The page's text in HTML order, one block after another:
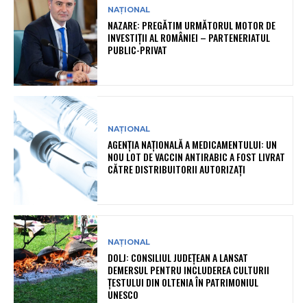
NAȚIONAL
NAZARE: PREGĂTIM URMĂTORUL MOTOR DE
INVESTIȚII AL ROMÂNIEI – PARTENERIATUL
PUBLIC-PRIVAT
NAȚIONAL
AGENȚIA NAȚIONALĂ A MEDICAMENTULUI: UN
NOU LOT DE VACCIN ANTIRABIC A FOST LIVRAT
CĂTRE DISTRIBUITORII AUTORIZAȚI
NAȚIONAL
DOLJ: CONSILIUL JUDEȚEAN A LANSAT
DEMERSUL PENTRU INCLUDEREA CULTURII
ȚESTULUI DIN OLTENIA ÎN PATRIMONIUL
UNESCO